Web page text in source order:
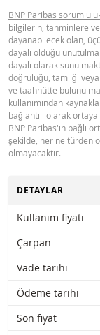
BNP Paribas
bilgilerin, tahminlere
dayanabilecek olan,
dayalı olduğu
dayalı olarak
doğruluğu, tamlığı
ve taahhütte
kullanımından
bağlantılı olarak ortaya
BNP Paribas'ın bağlı
şekilde, her ne türden
olmayacaktır.
AÇ
DETAYLAR
Kullanım fiyatı
Çarpan
Vade tarihi
Ödeme tarihi
Son fiyat